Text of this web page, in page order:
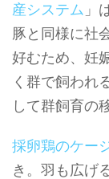
産システム 」
豚と同様に社
好むため、妊
く群で飼われ
して群飼育の
採卵鶏のケー
き。羽も広げ